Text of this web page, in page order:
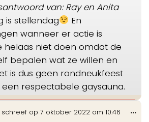
van: Ray en Anita
is stellendag
En
wanneer er actie is
helaas niet doen omdat de
bepalen wat ze willen en
is dus geen rondneukfeest
respectabele gaysauna.
schreef op 7 oktober 2022 om 10:46 ...